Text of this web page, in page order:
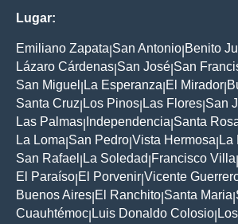
Lugar:
Emiliano Zapata San Antonio Benito
Lázaro Cárdenas San José San
San Miguel
La Esperanza El Mirador
Santa Cruz Los Pinos Las Flores San
Las Palmas Independencia Santa
La Loma San Pedro Vista Hermosa La
San Rafael
La Soledad Francisco Villa
El Paraíso El Porvenir Vicente
Buenos Aires El Ranchito Santa Maria
Cuauhtémoc Luis Donaldo Colosio